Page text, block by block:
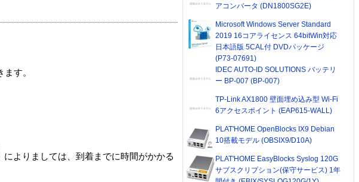
す。
よりましては、到着までに時間がかかる
アコンバータ (DN1800SG2E)
Microsoft Windows Server Standard
2019 16コアライセンス 64bitWin対応
日本語版 5CAL付 DVDパッケージ
(P73-07691)
IDEC AUTO-ID SOLUTIONS バッテリ
ー BP-007 (BP-007)
TP-Link AX1800 壁面埋め込み型 Wi-Fi
6アクセスポイント (EAP615-WALL)
PLAT'HOME OpenBlocks IX9 Debian
10搭載モデル (OBSIX9/D10A)
PLAT'HOME EasyBlocks Syslog 120G
サブスクリプション(保守サービス) 1年